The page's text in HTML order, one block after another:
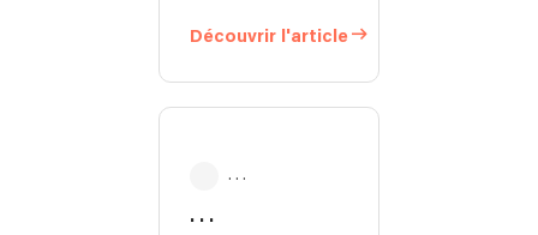
Découvrir l'article
. . .
. . .